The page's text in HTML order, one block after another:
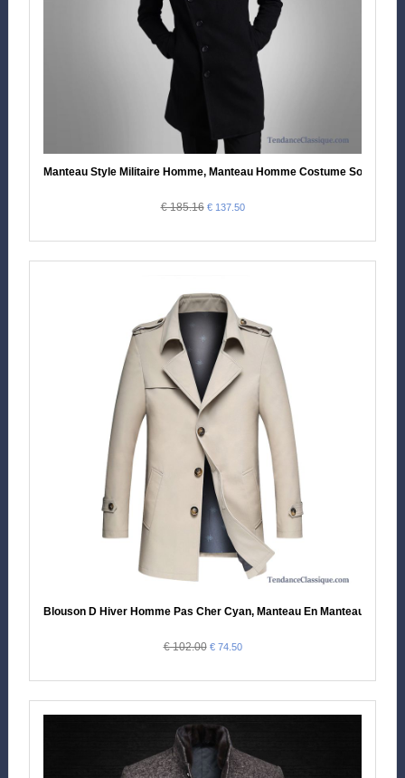
Manteau Style Militaire Homme, Manteau Homme Costume Soldes
€ 185.16 € 137.50
Blouson D Hiver Homme Pas Cher Cyan, Manteau En Manteau Cuir
€ 102.00 € 74.50